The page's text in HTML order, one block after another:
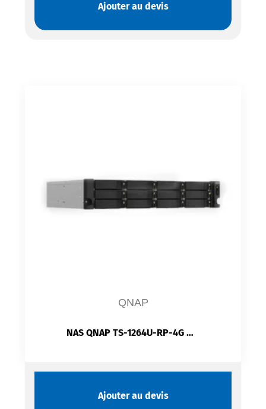
Ajouter au devis
QNAP
NAS QNAP TS-1264U-RP-4G — Rack 2U | 12 Baies SATA | Alimentation Redondante 2×300W | Intel Celeron N5095
Ajouter au devis